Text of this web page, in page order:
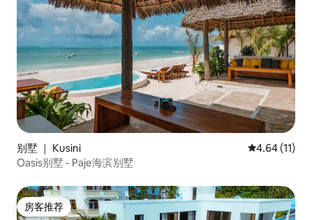
别墅 ｜ Kusini 平均评分
4.64 (11)
Oasis别墅 - Paje海滨别墅
房客推荐
房客推荐